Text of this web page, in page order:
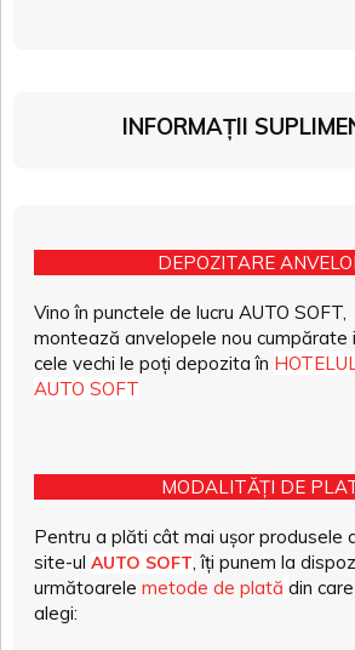
INFORMAȚII
DEPOZITARE
Vino în punctele de lucru AUTO SOFT,
montează anvelopele nou cumpărate
cele vechi le poți depozita în
AUTO SOFT
MODALITĂȚI DE
Pentru a plăti cât mai ușor produsele
site-ul AUTO SOFT, îți punem la
următoarele metode de plată din
alegi: